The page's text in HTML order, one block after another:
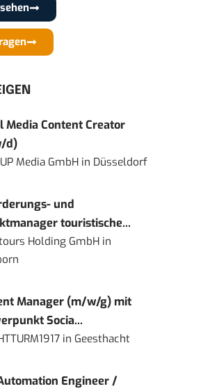
Media Content Creator
d)
Media GmbH in Düsseldorf
und
touristische...
Holding GmbH in
Manager (m/w/g) mit
Socia...
in Geesthacht
Engineer /